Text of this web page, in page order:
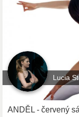
Lucia
ANDĚL - červený sál